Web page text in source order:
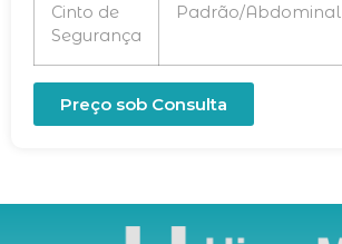
Cinto de
Segurança
Padrão/Abdominal
Preço sob Consulta